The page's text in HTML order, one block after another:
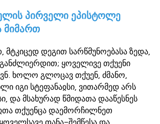
პირველი ეპისტოლე
მტკიცედ დეგით სარწმუნოებასა ზედა,
განძლიერდით; ყოველივე თქუენი
ხოლო გლოცავ თქუენ, ძმანო,
იგი სტეფანაჲსი, ვითარმედ არს
და მსახურად წმიდათა დააწესნეს
თქუენცა დაემორჩილნეთ